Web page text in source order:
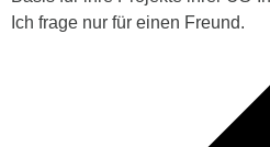
Ich frage nur für einen Freund.